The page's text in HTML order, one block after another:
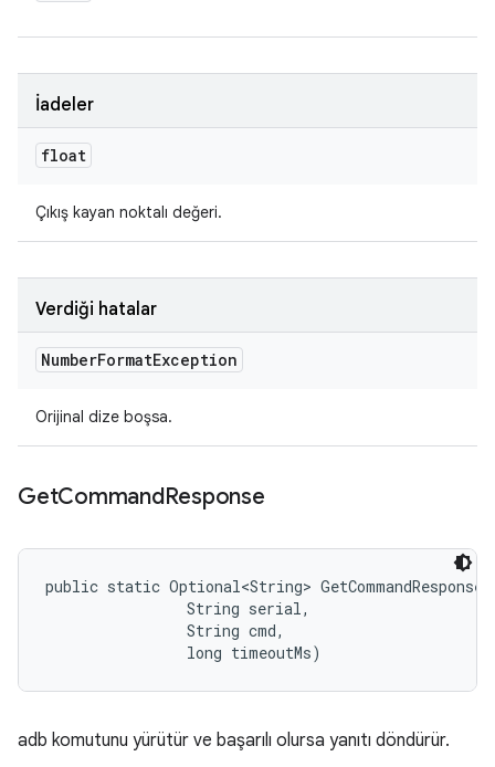
İadeler
float
Çıkış kayan noktalı değeri.
Verdiği hatalar
NumberFormatException
Orijinal dize boşsa.
GetCommandResponse
public static Optional<String> GetCommandResponse
                String serial,
                String cmd,
                long timeoutMs)
adb komutunu yürütür ve başarılı olursa yanıtı döndürür.